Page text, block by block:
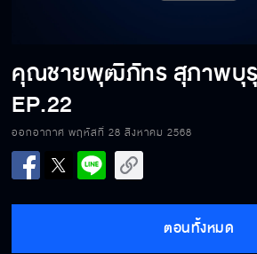
คุณชายพุฒิภัทร สุภาพบุ
EP.22
ออกอากาศ พฤหัสที่ 28 สิงหาคม 2568
ตอนทั้งหมด